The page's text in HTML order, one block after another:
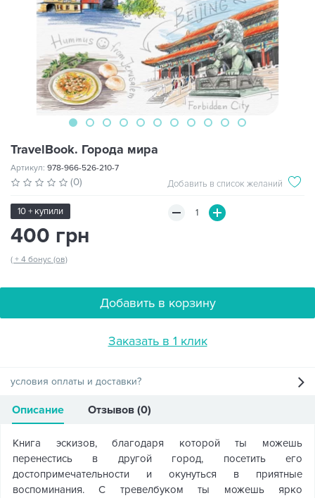
TravelBook. Города мира
Артикул: 978-966-526-210-7
(0) Добавить в список желаний
10 + купили
400 грн
( + 4 бонус (ов)
Добавить в корзину
Заказать в 1 клик
условия оплаты и доставки?
Описание Отзывов (0)
Книга эскизов, благодаря которой ты можешь
перенестись в другой город, посетить его
достопримечательности и окунуться в приятные
воспоминания. С тревелбуком ты можешь ярко